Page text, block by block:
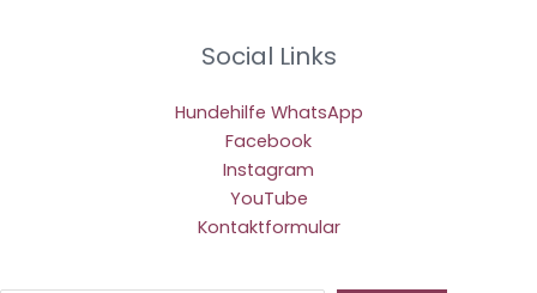
Social Links
Hundehilfe WhatsApp
Facebook
Instagram
YouTube
Kontaktformular